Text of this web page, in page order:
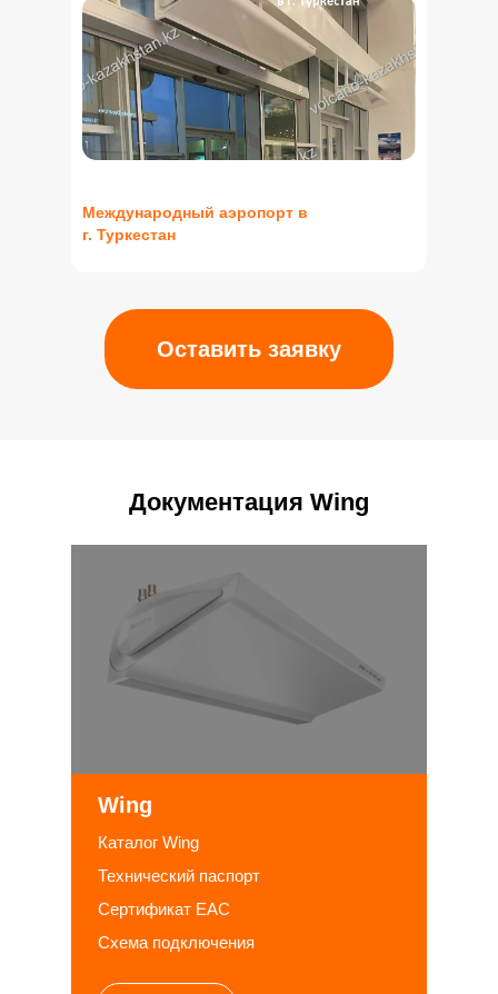
Международный аэропорт в
г. Туркестан
Оставить заявку
Документация Wing
Каталог Wing
Технический паспорт
Сертификат EAC
Схема подключения
Wing